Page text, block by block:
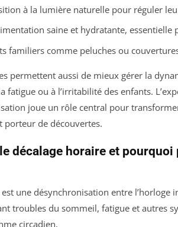
à la lumière naturelle pour réguler
saine et hydratante, essentielle
familiers comme peluches ou
permettent aussi de mieux gérer la
fatigue ou à l’irritabilité des enfants.
joue un rôle central pour
porteur de découvertes.
le décalage horaire et
une désynchronisation entre l’horloge
troubles du sommeil, fatigue et autres
circadien.